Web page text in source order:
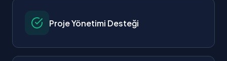
Proje Yönetimi Desteği